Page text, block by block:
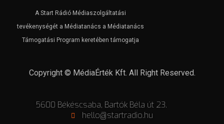
A Start Rádió Médiaszolgáltatási
tevékenységét a Médiatanács a Médiatanács
Támogatási Program keretében támogatja
Copyright © MédiaÉrték Kft. All Right Reserved.
5600 Békéscsaba, Bartók Béla út 23.
hello@startradio.hu